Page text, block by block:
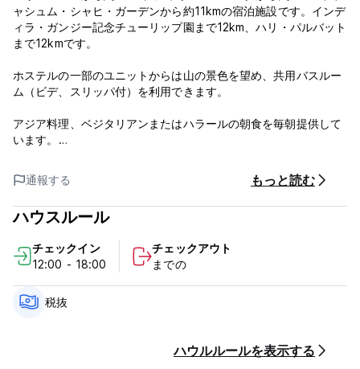
ャシュム・シャヒ・ガーデンから約11kmの宿泊施設です。インデ
ィラ・ガンジー記念チューリップ園まで12km、ハリ・パルバット
まで12kmです。
ホステルの一部のユニットからは山の景色を望め、共用バスルー
ム（ビデ、スリッパ付）を利用できます。
アジア料理、ベジタリアンまたはハラールの朝食を毎朝提供して
います。
Gypsys Home Stayからロザ・バル寺院まで13kmです。この宿
泊施設から最寄りのシュリーナガル空港まで36kmです。
重要な注意点：
キャンセルポリシー: 到着の72時間前まで。キャンセルが遅れた
場合、またはノーショーの場合は、滞在の最初の1泊分の料金が課
金されます。
チェックインは正午12:00から18:00までです。
通報する もっと読む
ハウスルール
チェックイン
12:00 - 18:00
チェックアウト
までの
税抜
ハウルルールを表示する